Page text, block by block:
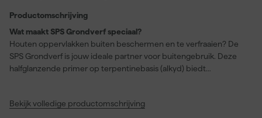
Productomschrijving
Wat maakt SPS Grondverf speciaal?
Houten oppervlakken buiten beschermen en te verfraaien? De
SPS Grondverf is jouw ideale partner voor buitengebruik. Deze
halfglanzende primer op terpentinebasis (alkyd) biedt
hout of zachthout, het resultaat is altijd indrukwekkend dekkend
Bekijk volledige productomschrijving